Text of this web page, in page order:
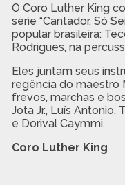
O Coro Luther King
série “Cantador, Só
popular brasileira:
Rodrigues, na
Eles juntam seus
regência do maestro
frevos, marchas e
Jota Jr., Luís Antonio,
e Dorival Caymmi.
Coro Luther King